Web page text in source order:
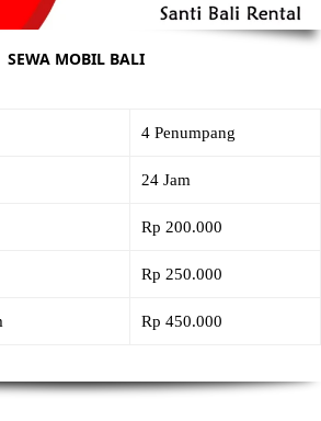
SEWA MOBIL BALI
4 Penumpang
24 Jam
Rp 200.000
Rp 250.000
Rp 450.000